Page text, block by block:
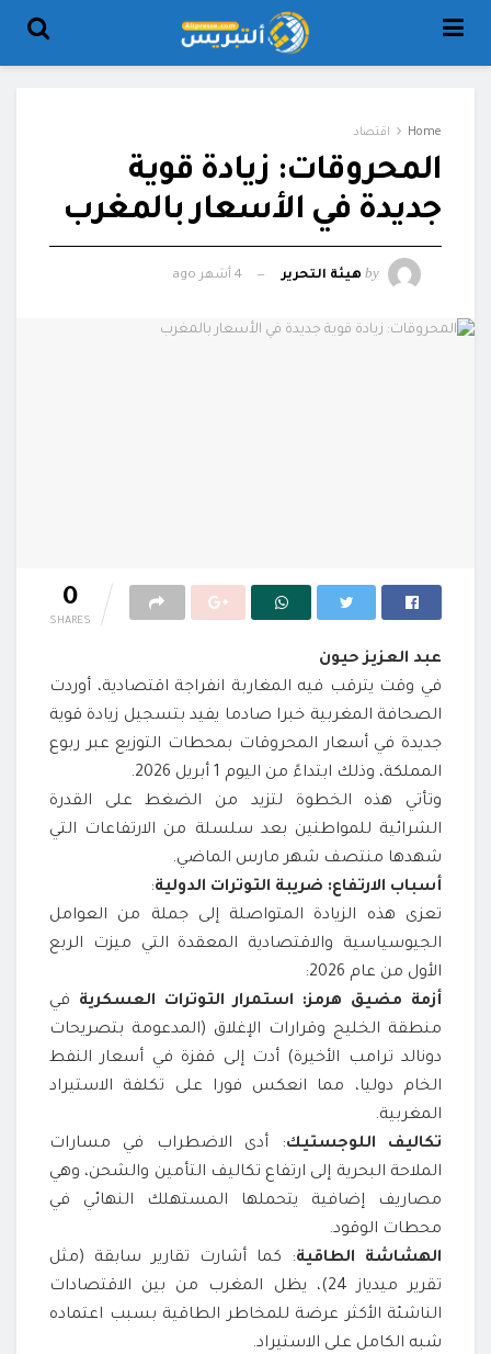
Home اقتصاد
المحروقات: زيادة قوية
جديدة في الأسعار بالمغرب
by هيئة التحرير 4 أشهر ago
0
SHARES
عبد العزيز حيون
في وقت يترقب فيه المغاربة انفراجة اقتصادية، أوردت
الصحافة المغربية خبرا صادما يفيد بتسجيل زيادة قوية
جديدة في أسعار المحروقات بمحطات التوزيع عبر ربوع
المملكة، وذلك ابتداءً من اليوم 1 أبريل 2026.
وتأتي هذه الخطوة لتزيد من الضغط على القدرة
الشرائية للمواطنين بعد سلسلة من الارتفاعات التي
شهدها منتصف شهر مارس الماضي.
أسباب الارتفاع: ضريبة التوترات الدولية:
تعزى هذه الزيادة المتواصلة إلى جملة من العوامل
الجيوسياسية والاقتصادية المعقدة التي ميزت الربع
الأول من عام 2026:
أزمة مضيق هرمز: استمرار التوترات العسكرية في
منطقة الخليج وقرارات الإغلاق (المدعومة بتصريحات
دونالد ترامب الأخيرة) أدت إلى قفزة في أسعار النفط
الخام دوليا، مما انعكس فورا على تكلفة الاستيراد
المغربية.
تكاليف اللوجستيك: أدى الاضطراب في مسارات
الملاحة البحرية إلى ارتفاع تكاليف التأمين والشحن، وهي
مصاريف إضافية يتحملها المستهلك النهائي في
محطات الوقود.
الهشاشة الطاقية: كما أشارت تقارير سابقة (مثل
تقرير ميدياز 24)، يظل المغرب من بين الاقتصادات
الناشئة الأكثر عرضة للمخاطر الطاقية بسبب اعتماده
شبه الكامل على الاستيراد.